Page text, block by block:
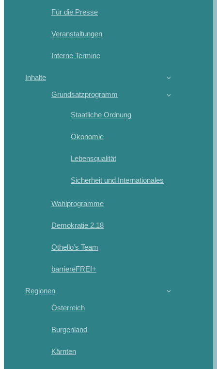
Für die Presse
Veranstaltungen
Interne Termine
Inhalte
Grundsatzprogramm
Staatliche Ordnung
Ökonomie
Lebensqualität
Sicherheit und Internationales
Wahlprogramme
Demokratie 2.18
Othello’s Team
barriereFREI+
Regionen
Österreich
Burgenland
Kärnten